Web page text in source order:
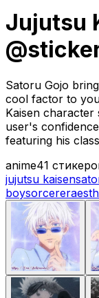
Jujutsu
Satoru Gojo
cool factor to
Kaisen character
user's
featuring his
anime41
jujutsu kaisen
boysorcerer